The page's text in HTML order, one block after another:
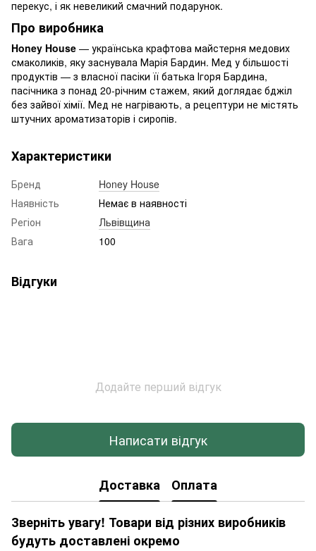
перекус, і як невеликий смачний подарунок.
Про виробника
Honey House — українська крафтова майстерня медових
смаколиків, яку заснувала Марія Бардин. Мед у більшості
продуктів — з власної пасіки її батька Ігоря Бардина,
пасічника з понад 20-річним стажем, який доглядає бджіл
без зайвої хімії. Мед не нагрівають, а рецептури не містять
штучних ароматизаторів і сиропів.
Характеристики
Бренд
Honey House
Наявність
Немає в наявності
Регіон
Львівщина
Вага
100
Відгуки
Додайте перший відгук
Написати відгук
Доставка Оплата
Зверніть увагу! Товари від різних виробників
будуть доставлені окремо